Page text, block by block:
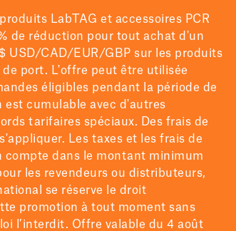
produits LabTAG et accessoires PCR
de réduction pour tout achat d'un
USD/CAD/EUR/GBP sur les produits
de port. L'offre peut être utilisée
éligibles pendant la période de
est cumulable avec d'autres
tarifaires spéciaux. Des frais de
Les taxes et les frais de
compte dans le montant minimum
les revendeurs ou distributeurs,
se réserve le droit
promotion à tout moment sans
l’interdit. Offre valable du 4 août